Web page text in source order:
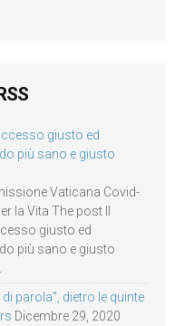
giusto ed
più sano e giusto
Vaticana Covid-
la Vita The post Il
giusto ed
più sano e giusto
parola”, dietro le quinte
Dicembre 29, 2020